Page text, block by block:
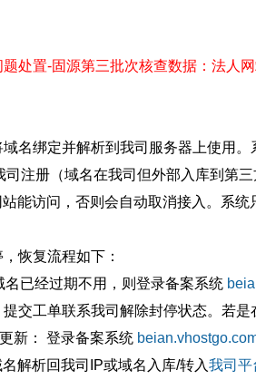
题处置-固源第三批次核查数据：法人
名绑定并解析到我司服务器上使用
注册（域名在我司但外部入库到第
能访问，否则会自动取消接入。系
恢复流程如下：
已经过期不用，则登录备案系统
交工单联系我司解除封停状态。若是
新： 登录备案系统
解析回我司IP或域名入库/转入我司平